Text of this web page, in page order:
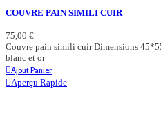
COUVRE PAIN SIMILI CUIR
75,00 €
Couvre pain simili cuir Dimensions
blanc et or
Ajout Panier
Aperçu Rapide